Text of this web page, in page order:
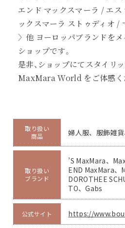
エンド マックスマーラ / エ
ックスマーラ ストゥディオ /
〉他 ヨーロッパブランドを
ショップです。
是非、ショップにてスタイリ
MaxMara World をご体感く
取り扱い
商品
婦人服、服飾雑
取り扱い
ブランド
’S MaxMara、
END MaxMara、
DOROTHEE
TO、Gabs
公式サイト https://